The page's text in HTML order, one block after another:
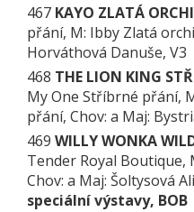
467 KAYO ZLATÁ
přání, M: Ibby Zlatá
Horváthová Danuše, V3
468 THE LION KING
My One Stříbrné přání,
přání, Chov: a Maj:
469 WILLY WONKA
Tender Royal Boutique,
Chov: a Maj: Šoltysová
speciální výstavy, BOB